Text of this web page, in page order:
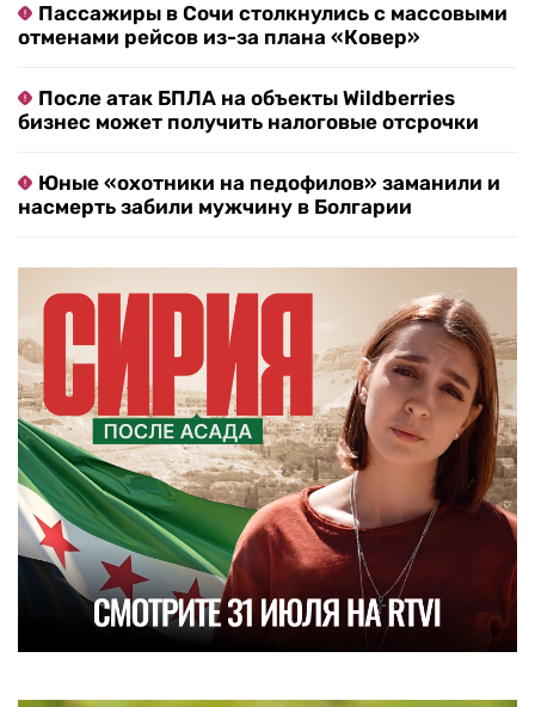
Пассажиры в Сочи столкнулись с массовыми
отменами рейсов из-за плана «Ковер»
После атак БПЛА на объекты Wildberries
бизнес может получить налоговые отсрочки
Юные «охотники на педофилов» заманили и
насмерть забили мужчину в Болгарии